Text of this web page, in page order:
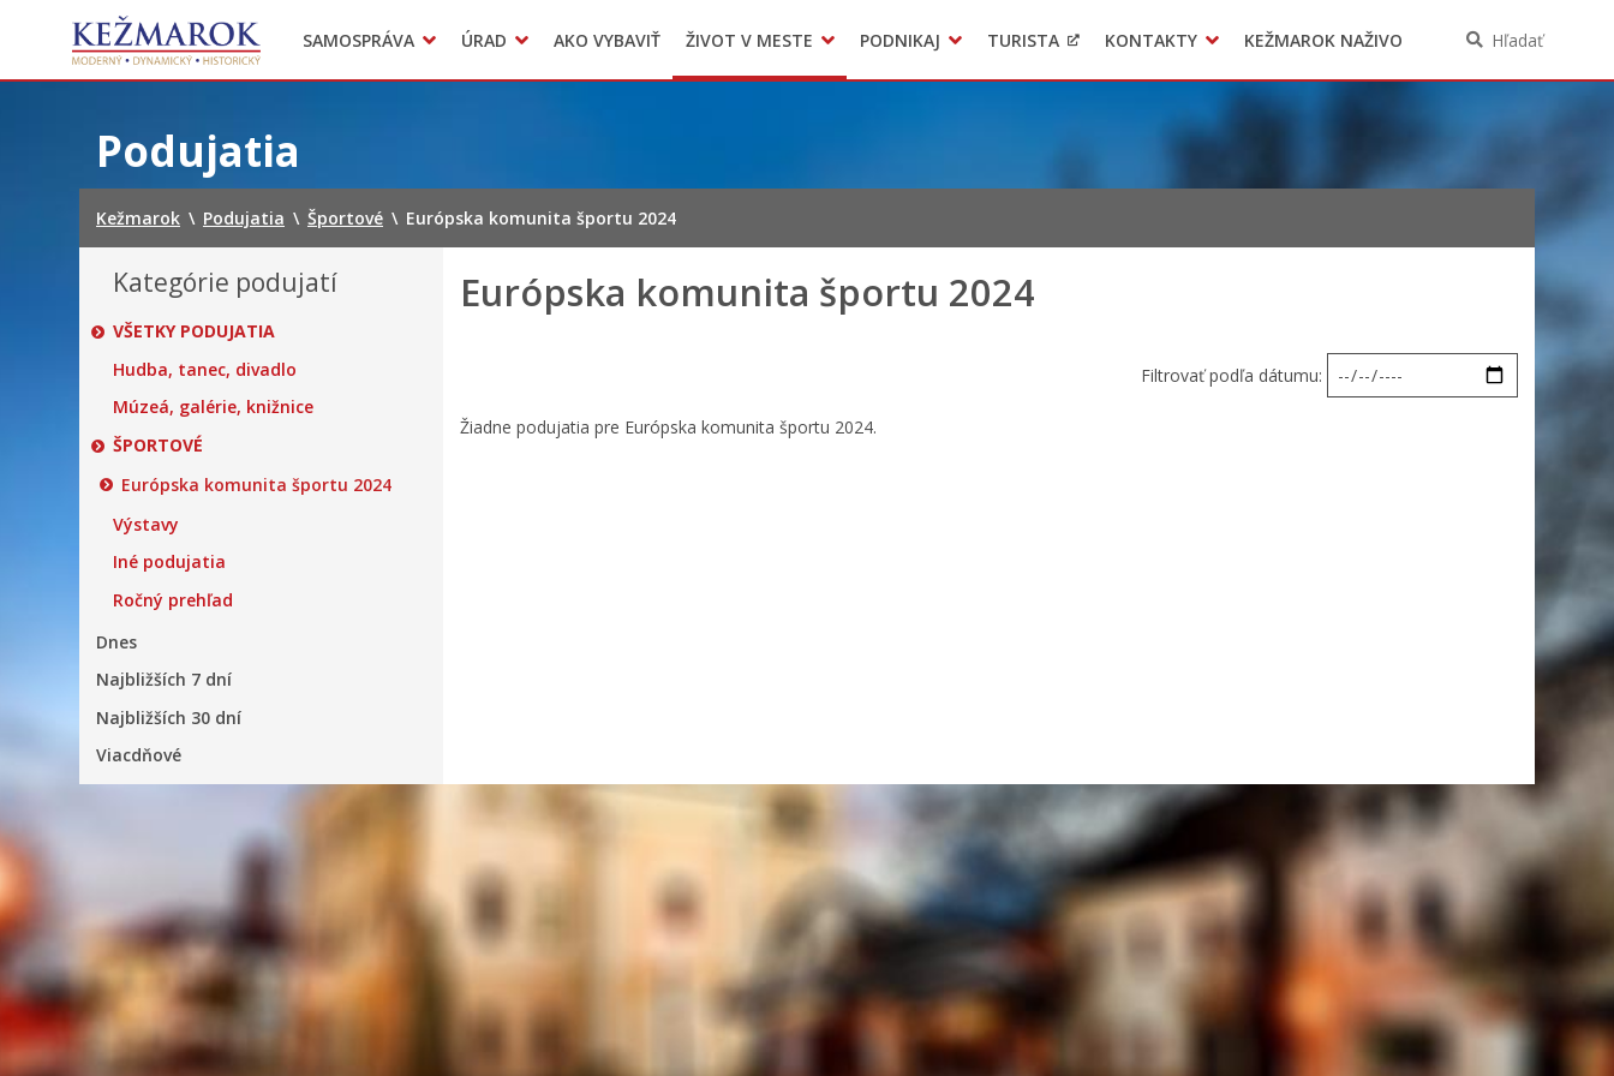
SAMOSPRÁVA
Mestská polícia
Geo informačný systém – Kežmarok
ÚRAD
Sekcie úradu
Oznamovanie podozrení z podvodov
AKO VYBAVIŤ ŽIVOT V MESTE
Triedený zber – NATUR – PACK
PODNIKAJ TURISTA KONTAKTY KEŽMAROK NAŽIVO Hľadať
Podujatia
Kežmarok \ Podujatia \ Športové \ Európska komunita športu 2024
Kategórie podujatí
VŠETKY PODUJATIA
Hudba, tanec, divadlo
Múzeá, galérie, knižnice
ŠPORTOVÉ
Európska komunita športu 2024
Výstavy
Iné podujatia
Ročný prehľad
Dnes
Najbližších 7 dní
Najbližších 30 dní
Viacdňové
Európska komunita športu 2024
Filtrovať podľa dátumu:
Žiadne podujatia pre Európska komunita športu 2024.